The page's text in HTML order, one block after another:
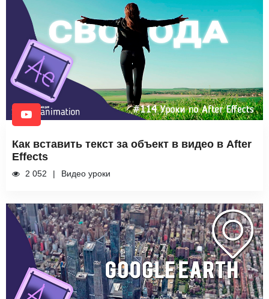
Как вставить текст за объект в видео в After
Effects
2 052 Видео уроки